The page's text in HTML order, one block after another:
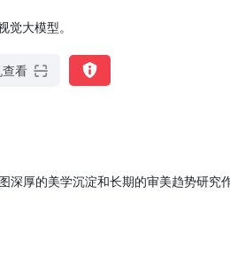
觉大模型。
看
的美学沉淀和长期的审美趋势研究